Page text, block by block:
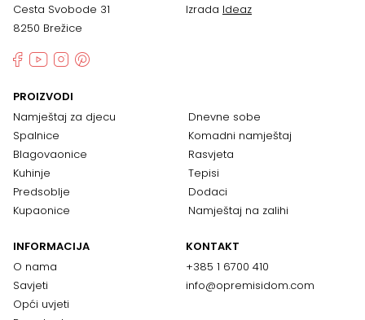
Cesta Svobode 31
8250 Brežice
Izrada Ideaz
PROIZVODI
Namještaj za djecu
Spalnice
Blagovaonice
Kuhinje
Predsoblje
Kupaonice
Dnevne sobe
Komadni namještaj
Rasvjeta
Tepisi
Dodaci
Namještaj na zalihi
INFORMACIJA
O nama
Savjeti
Opći uvjeti
KONTAKT
+385 1 6700 410
info@opremisidom.com